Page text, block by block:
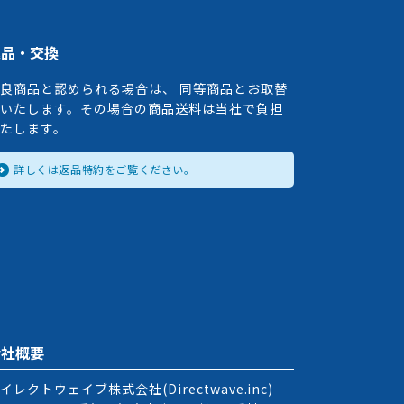
・交換
商品と認められる場合は、 同等商品とお取替
たします。その場合の商品送料は当社で負担
します。
詳しくは返品特約をご覧ください。
概要
レクトウェイブ株式会社(Directwave.inc)